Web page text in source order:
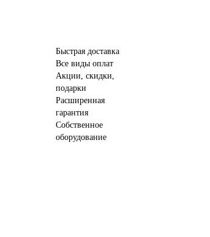
Быстрая доставка
Все виды оплат
Акции, скидки,
подарки
Расширенная
гарантия
Собственное
оборудование